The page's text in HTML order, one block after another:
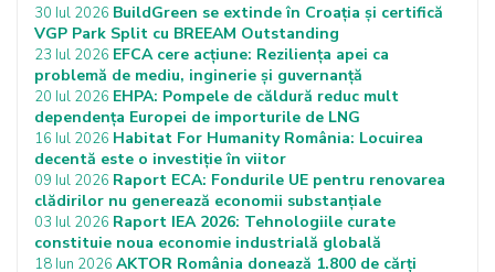
30 Iul 2026 BuildGreen se extinde în Croația și certifică
VGP Park Split cu BREEAM Outstanding
23 Iul 2026 EFCA cere acțiune: Reziliența apei ca
problemă de mediu, inginerie și guvernanță
20 Iul 2026 EHPA: Pompele de căldură reduc mult
dependența Europei de importurile de LNG
16 Iul 2026 Habitat For Humanity România: Locuirea
decentă este o investiție în viitor
09 Iul 2026 Raport ECA: Fondurile UE pentru renovarea
clădirilor nu generează economii substanțiale
03 Iul 2026 Raport IEA 2026: Tehnologiile curate
constituie noua economie industrială globală
18 Iun 2026 AKTOR România donează 1.800 de cărți